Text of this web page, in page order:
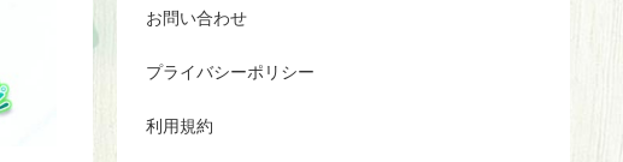
お問い合わせ
プライバシーポリシー
利用規約